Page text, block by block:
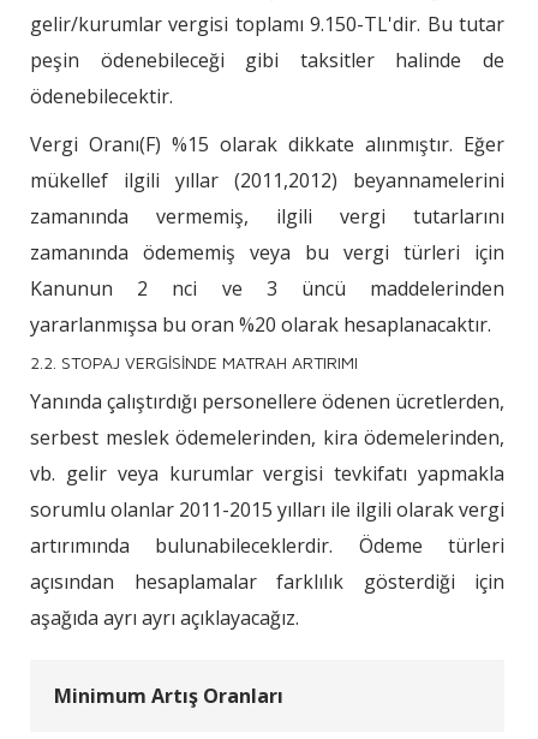
gelir/kurumlar vergisi toplamı 9.150-TL'dir. Bu tutar
peşin ödenebileceği gibi taksitler halinde de
ödenebilecektir.
Vergi Oranı(F) %15 olarak dikkate alınmıştır. Eğer
mükellef ilgili yıllar (2011,2012) beyannamelerini
zamanında vermemiş, ilgili vergi tutarlarını
zamanında ödememiş veya bu vergi türleri için
Kanunun 2 nci ve 3 üncü maddelerinden
yararlanmışsa bu oran %20 olarak hesaplanacaktır.
2.2. STOPAJ VERGİSİNDE MATRAH ARTIRIMI
Yanında çalıştırdığı personellere ödenen ücretlerden,
serbest meslek ödemelerinden, kira ödemelerinden,
vb. gelir veya kurumlar vergisi tevkifatı yapmakla
sorumlu olanlar 2011-2015 yılları ile ilgili olarak vergi
artırımında bulunabileceklerdir. Ödeme türleri
açısından hesaplamalar farklılık gösterdiği için
aşağıda ayrı ayrı açıklayacağız.
Minimum Artış Oranları